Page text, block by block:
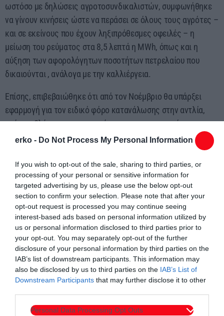
erko - Do Not Process My Personal Information
If you wish to opt-out of the sale, sharing to third parties, or
processing of your personal or sensitive information for
targeted advertising by us, please use the below opt-out
section to confirm your selection. Please note that after your
opt-out request is processed you may continue seeing
interest-based ads based on personal information utilized by
us or personal information disclosed to third parties prior to
your opt-out. You may separately opt-out of the further
disclosure of your personal information by third parties on the
IAB’s list of downstream participants. This information may
also be disclosed by us to third parties on the IAB’s List of
Downstream Participants that may further disclose it to other
Personal Data Processing Opt Outs
ωστόσο με δηλώσεις αγροτοσυνδικαλιστών, συμφωνήθηκε
να γίνουν κινήσεις ώστε να περάσει σε όλους τους αγρότες –
και σε εκείνους που έχουν ληξιπρόθεσμες οφειλές – η
μείωση του ρεύματος στα 8,5 λεπτά η MWh, όπως και η
αύξηση των αφορολόγητων ποσοτήτων πετρελαίου που
δικαιούνται , ανάλογα με την καλλιέργεια.
Επίσης, επιβεβαιώθηκε ότι από τον Νοέμβριο θα υπάρξει
εφαρμογή για τον ειδικό φόρο κατανάλωσης στην αντλία,
ενώ προβλέπονται και ενισχύσεις στους κτηνοτρόφους για
το χαμένο εισόδημα του 2026.
«Οι αγρότες μας θα έχουν το χαμηλότερο ηλεκτρικό
τιμολόγιο στην Ευρώπη. Τώρα στο ίδιο καθεστώς,
εντάσσονται και όσοι βρίσκονται σε ρύθμιση και επί ένα
χρόνο αποδεικνύονται συνεπείς. Επίσης, δεν θα πληρώνουν
Ειδικό Φόρο στο πετρέλαιο. Και από σήμερα ούτε τον ΦΠΑ
αυτής της έκπτωσης.
Οι αποζημιώσεις του ΕΛΓΑ επιταχύνονται.
Ενώ θα υπάρξει και ειδική πρόβλεψη για την απώλεια
εισοδήματος στην παραγωγή φυτικών ζωοτροφών που
επηρεάστηκαν αρνητικά από την ευλογιά των αιγοπροβάτων.
Στην αποζημίωση de minimis θα υπαχθούν και οι
καλλιεργητές μηδικής (τριφύλλια).